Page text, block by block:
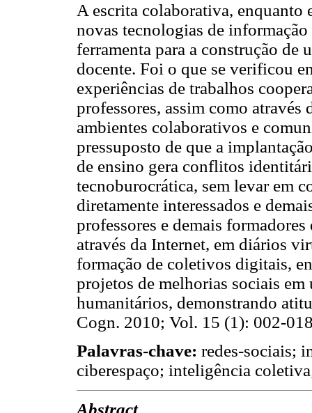
A escrita colaborativa, enquanto
novas tecnologias de
ferramenta para a construção
docente. Foi o que se verificou
experiências de trabalhos
professores, assim como
ambientes colaborativos e
pressuposto de que a
de ensino gera conflitos
tecnoburocrática, sem levar em
diretamente interessados e
professores e demais
através da Internet, em diários
formação de coletivos digitais,
projetos de melhorias sociais em
humanitários, demonstrando
Cogn. 2010; Vol. 15 (1): 002-
Palavras-chave: redes-sociais;
ciberespaço; inteligência
Abstract